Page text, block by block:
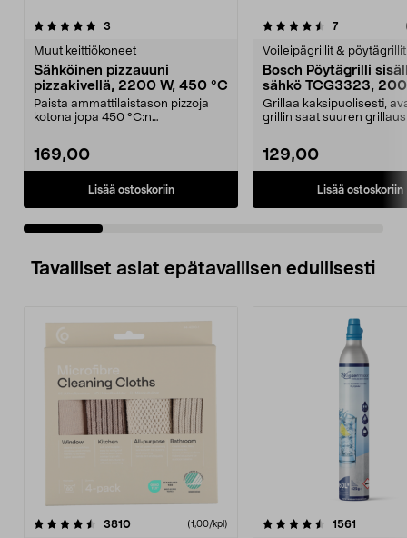
3
Muut keittiökoneet
Sähköinen pizzauuni
pizzakivellä, 2200 W, 450 °C
Paista ammattilaistason pizzoja
kotona jopa 450 °C:n
169,00
Lisää ostoskoriin
4.5 viidestä
7arvostelut
Voileipägrillit & pöytägrillit
Bosch Pöytägrilli
sähkö TCG3323,
Grillaa kaksipuolisesti,
grillin saat suuren
129,00
Lisää ostoskoriin
4.0 viidestä
Tavalliset asiat epätavallisen edullisesti
3810arvostelut (1,00/kpl)
4.5viidestä
1561
4.5viidestä